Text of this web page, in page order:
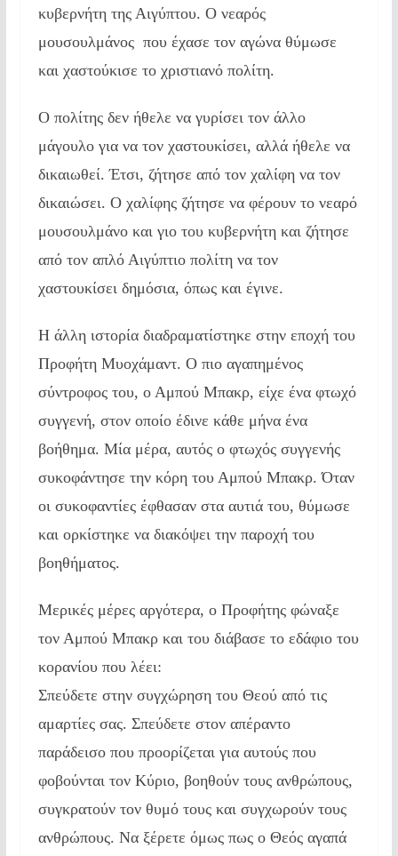
κυβερνήτη της Αιγύπτου. Ο νεαρός
μουσουλμάνος που έχασε τον αγώνα θύμωσε
και χαστούκισε το χριστιανό πολίτη.
Ο πολίτης δεν ήθελε να γυρίσει τον άλλο
μάγουλο για να τον χαστουκίσει, αλλά ήθελε να
δικαιωθεί. Έτσι, ζήτησε από τον χαλίφη να τον
δικαιώσει. Ο χαλίφης ζήτησε να φέρουν το νεαρό
μουσουλμάνο και γιο του κυβερνήτη και ζήτησε
από τον απλό Αιγύπτιο πολίτη να τον
χαστουκίσει δημόσια, όπως και έγινε.
Η άλλη ιστορία διαδραματίστηκε στην εποχή του
Προφήτη Μυοχάμαντ. Ο πιο αγαπημένος
σύντροφος του, ο Αμπού Μπακρ, είχε ένα φτωχό
συγγενή, στον οποίο έδινε κάθε μήνα ένα
βοήθημα. Μία μέρα, αυτός ο φτωχός συγγενής
συκοφάντησε την κόρη του Αμπού Μπακρ. Όταν
οι συκοφαντίες έφθασαν στα αυτιά του, θύμωσε
και ορκίστηκε να διακόψει την παροχή του
βοηθήματος.
Μερικές μέρες αργότερα, ο Προφήτης φώναξε
τον Αμπού Μπακρ και του διάβασε το εδάφιο του
κορανίου που λέει:
Σπεύδετε στην συγχώρηση του Θεού από τις
αμαρτίες σας. Σπεύδετε στον απέραντο
παράδεισο που προορίζεται για αυτούς που
φοβούνται τον Κύριο, βοηθούν τους ανθρώπους,
συγκρατούν τον θυμό τους και συγχωρούν τους
ανθρώπους. Να ξέρετε όμως πως ο Θεός αγαπά